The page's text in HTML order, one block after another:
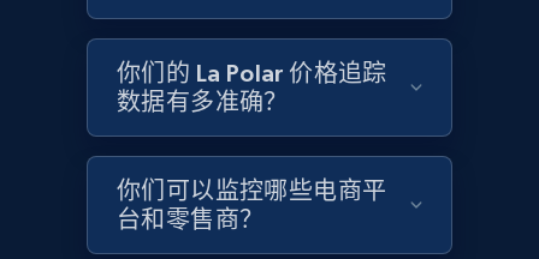
2.1K+ 355+ 立即开始
Home Depot US - Discover products by
specified UPC
URL, Domain, Country code, Model number,
Sku, Product id, Product name, Manufacturer,
你们的 La Polar 价格追踪
数据有多准确？
你们可以监控哪些电商平
台和零售商？